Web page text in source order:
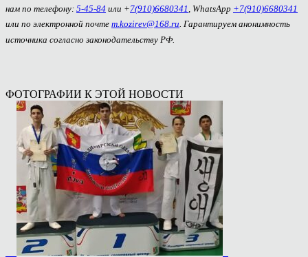
нам по телефону: 5-45-84 или +7(910)6680341 , WhatsApp +7(910)6680341
или по электронной почте m.kozirev@168.ru. Гарантируем анонимность
источника согласно законодательству РФ.
ФОТОГРАФИИ К ЭТОЙ НОВОСТИ